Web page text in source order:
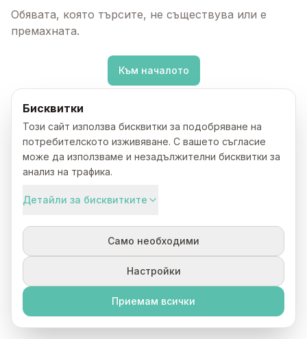
Обявата, която търсите, не съществува или е
премахната.
Към началото
Бисквитки
Този сайт използва бисквитки за подобряване на
потребителското изживяване. С вашето съгласие
може да използваме и незадължителни бисквитки за
анализ на трафика.
Детайли за бисквитките
Само необходими
Настройки
Приемам всички